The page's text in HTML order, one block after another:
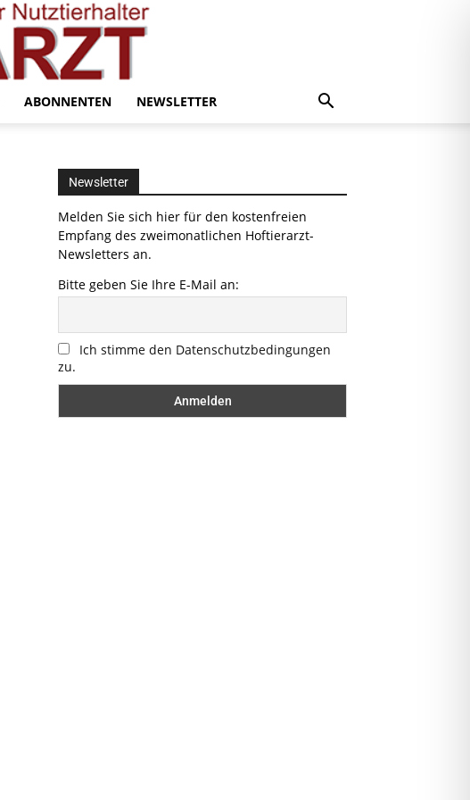
ABONNENTEN NEWSLETTER
Newsletter
Melden Sie sich hier für den kostenfreien
Empfang des zweimonatlichen Hoftierarzt-
Newsletters an.
Bitte geben Sie Ihre E-Mail an:
Ich stimme den Datenschutzbedingungen
zu.